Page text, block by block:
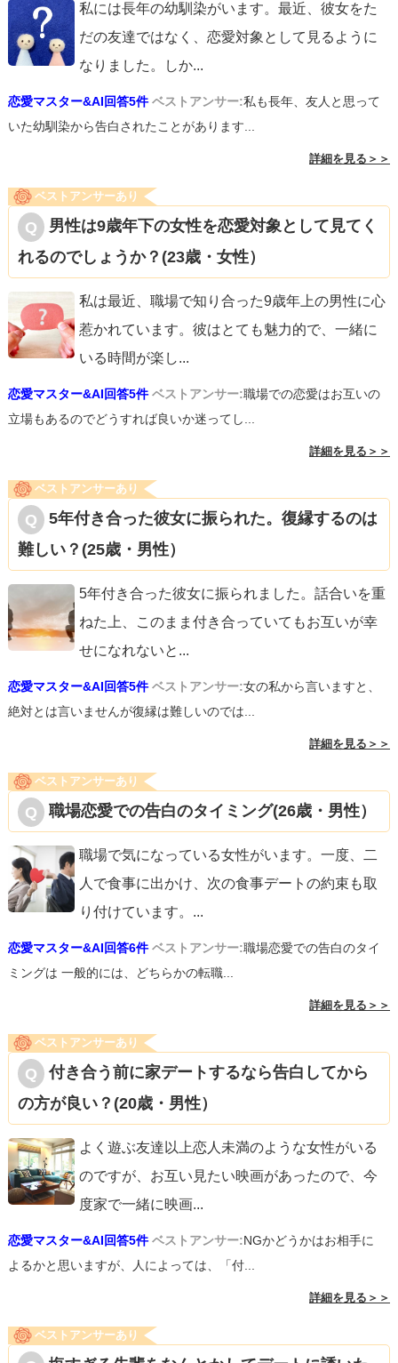
私には長年の幼馴染がいます。最近、彼女をた
だの友達ではなく、恋愛対象として見るように
なりました。しか...
恋愛マスター&AI回答5件 ベストアンサー:私も長年、友人と思って
いた幼馴染から告白されたことがあります...
詳細を見る＞＞
ベストアンサーあり
男性は9歳年下の女性を恋愛対象として見てく
れるのでしょうか？(23歳・女性）
私は最近、職場で知り合った9歳年上の男性に心
惹かれています。彼はとても魅力的で、一緒に
いる時間が楽し...
恋愛マスター&AI回答5件 ベストアンサー:職場での恋愛はお互いの
立場もあるのでどうすれば良いか迷ってし...
詳細を見る＞＞
ベストアンサーあり
5年付き合った彼女に振られた。復縁するのは
難しい？(25歳・男性）
5年付き合った彼女に振られました。話合いを重
ねた上、このまま付き合っていてもお互いが幸
せになれないと ...
恋愛マスター&AI回答5件 ベストアンサー:女の私から言いますと、
絶対とは言いませんが復縁は難しいのでは...
詳細を見る＞＞
ベストアンサーあり
職場恋愛での告白のタイミング(26歳・男性）
職場で気になっている女性がいます。一度、二
人で食事に出かけ、次の食事デートの約束も取
り付けています。 ...
恋愛マスター&AI回答6件 ベストアンサー:職場恋愛での告白のタイ
ミングは 一般的には、どちらかの転職...
詳細を見る＞＞
ベストアンサーあり
付き合う前に家デートするなら告白してから
の方が良い？(20歳・男性）
よく遊ぶ友達以上恋人未満のような女性がいる
のですが、お互い見たい映画があったので、今
度家で一緒に映画...
恋愛マスター&AI回答5件 ベストアンサー:NGかどうかはお相手に
よるかと思いますが、人によっては、「付...
詳細を見る＞＞
ベストアンサーあり